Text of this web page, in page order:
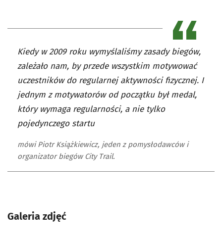
Kiedy w 2009 roku wymyślaliśmy zasady biegów,
zależało nam, by przede wszystkim motywować
uczestników do regularnej aktywności fizycznej. I
jednym z motywatorów od początku był medal,
który wymaga regularności, a nie tylko
pojedynczego startu
mówi Piotr Książkiewicz, jeden z pomysłodawców i
organizator biegów City Trail.
Galeria zdjęć